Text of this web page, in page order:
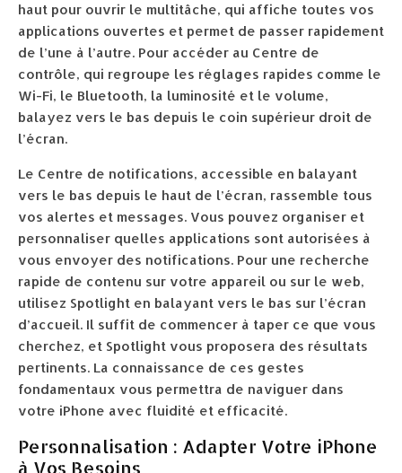
haut pour ouvrir le multitâche, qui affiche toutes vos
applications ouvertes et permet de passer rapidement
de l’une à l’autre. Pour accéder au Centre de
contrôle, qui regroupe les réglages rapides comme le
Wi-Fi, le Bluetooth, la luminosité et le volume,
balayez vers le bas depuis le coin supérieur droit de
l’écran.
Le Centre de notifications, accessible en balayant
vers le bas depuis le haut de l’écran, rassemble tous
vos alertes et messages. Vous pouvez organiser et
personnaliser quelles applications sont autorisées à
vous envoyer des notifications. Pour une recherche
rapide de contenu sur votre appareil ou sur le web,
utilisez Spotlight en balayant vers le bas sur l’écran
d’accueil. Il suffit de commencer à taper ce que vous
cherchez, et Spotlight vous proposera des résultats
pertinents. La connaissance de ces gestes
fondamentaux vous permettra de naviguer dans
votre iPhone avec fluidité et efficacité.
Personnalisation : Adapter Votre iPhone
à Vos Besoins